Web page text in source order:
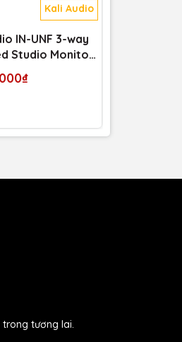
Kali Audio
IN-UNF 3-way
Studio Monitor
trong tương lai.